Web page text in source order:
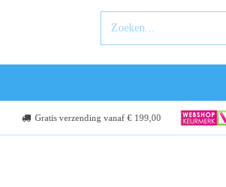
Gratis verzending vanaf € 199,00